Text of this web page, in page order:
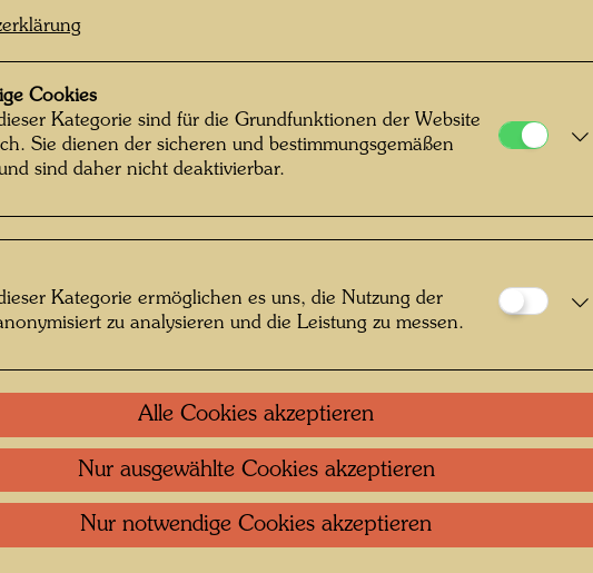
Schreiber © Hundertwasser Archiv
Martin Schreiber
Hier hat er in
längere Zeit mit
gelebt und
Picaudière
noch einmal für
er damit
Brunnen und
Jahren - sobald
Hundertwasser
„Naturfreikauf“
„Lösegeld“
angrenzende
ihren Besitzern
werden, dem
nach seinem
zweites
hinzuerworben.
der Straße - der
erreichbar. Das
Cookies
Kategorie sind für die Grundfunktionen der Website
Sie dienen der sicheren und bestimmungsgemäßen
sind daher nicht deaktivierbar.
Kategorie ermöglichen es uns, die Nutzung der
zu analysieren und die Leistung zu messen.
Alle Cookies akzeptieren
Nur ausgewählte Cookies akzeptieren
Nur notwendige Cookies akzeptieren